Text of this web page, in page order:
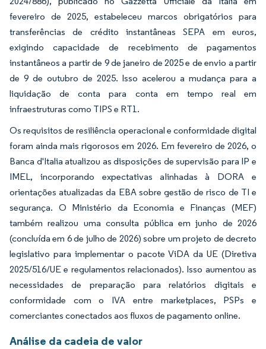
fevereiro de 2025, estabeleceu marcos obrigatórios para
transferências de crédito instantâneas SEPA em euros,
exigindo capacidade de recebimento de pagamentos
instantâneos a partir de 9 de janeiro de 2025 e de envio a partir
de 9 de outubro de 2025. Isso acelerou a mudança para a
liquidação de conta para conta em tempo real em
infraestruturas como TIPS e RT1.
Os requisitos de resiliência operacional e conformidade digital
foram ainda mais rigorosos em 2026. Em fevereiro de 2026, o
Banca d'Italia atualizou as disposições de supervisão para IP e
IMEL, incorporando expectativas alinhadas à DORA e
orientações atualizadas da EBA sobre gestão de risco de TI e
segurança. O Ministério da Economia e Finanças (MEF)
também realizou uma consulta pública em junho de 2026
(concluída em 6 de julho de 2026) sobre um projeto de decreto
legislativo para implementar o pacote ViDA da UE (Diretiva
2025/516/UE e regulamentos relacionados). Isso aumentou as
necessidades de preparação para relatórios digitais e
conformidade com o IVA entre marketplaces, PSPs e
comerciantes conectados aos fluxos de pagamento online.
Análise da cadeia de valor